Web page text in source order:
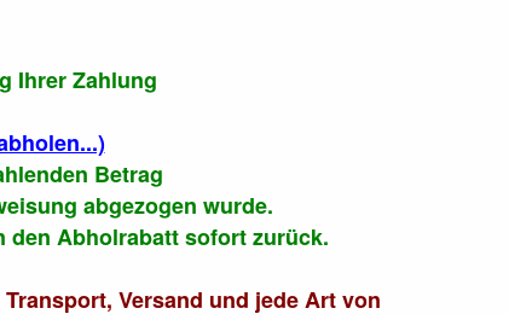
Ihrer Zahlung
Betrag
abgezogen wurde.
den Abholrabatt sofort zurück.
Versand und jede Art von